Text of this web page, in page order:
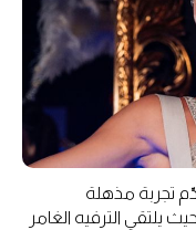
تجربة مذهلة
يلتقي الترفيه الغامر